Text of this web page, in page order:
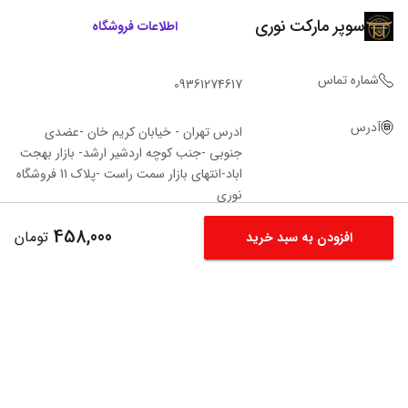
افزودن به سبد خرید 458,000 تومان
سوپر مارکت نوری اطلاعات فروشگاه
شماره تماس 09361274617
آدرس
ادرس تهران - خیابان کریم خان -عضدی
جنوبی -جنب کوچه اردشیر ارشد- بازار بهجت
اباد-انتهای بازار سمت راست -پلاک 11 فروشگاه‌
نوری